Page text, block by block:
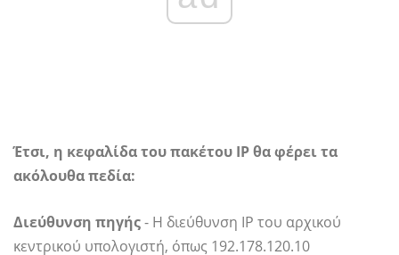
Έτσι, η κεφαλίδα του πακέτου IP θα φέρει τα
ακόλουθα πεδία:
Διεύθυνση πηγής- Η διεύθυνση IP του αρχικού
κεντρικού υπολογιστή, όπως 192.178.120.10